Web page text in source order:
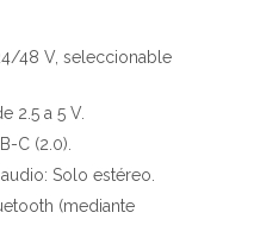
48 V, seleccionable
2.5 a 5 V.
C (2.0).
Solo estéreo.
(mediante